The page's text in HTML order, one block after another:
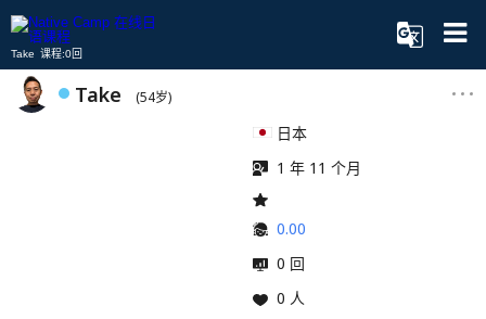
Take 课程:0回
Take (54岁)
日本
1 年 11 个月
0.00
0 回
0 人